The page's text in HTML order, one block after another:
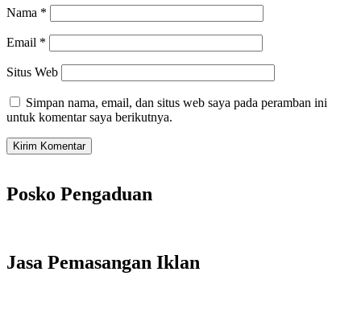
Nama *
Email *
Situs Web
Simpan nama, email, dan situs web saya pada peramban ini
untuk komentar saya berikutnya.
Posko Pengaduan
Jasa Pemasangan Iklan